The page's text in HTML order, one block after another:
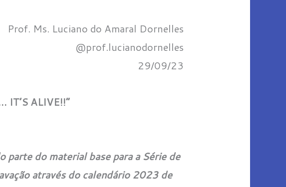
Prof. Ms. Luciano do Amaral Dornelles
@prof.lucianodornelles
29/09/23
IT’S ALIVE!!”
do material base para a Série de
através do calendário 2023 de